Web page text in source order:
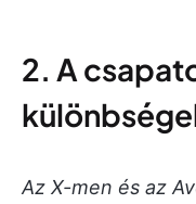
2. A
Az X-men és az